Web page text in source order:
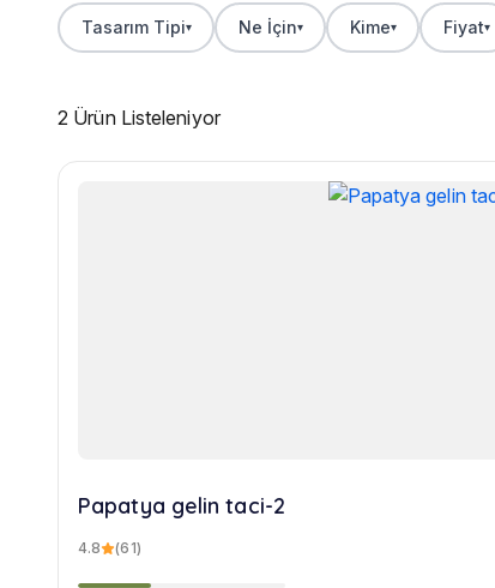
Tasarım Tipi▾ Ne İçin▾ Kime▾ Fiyat▾
2 Ürün Listeleniyor
Papatya gelin taci-2
4.8 (61)